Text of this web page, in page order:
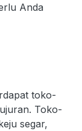
Anda
toko-
Toko-
segar,